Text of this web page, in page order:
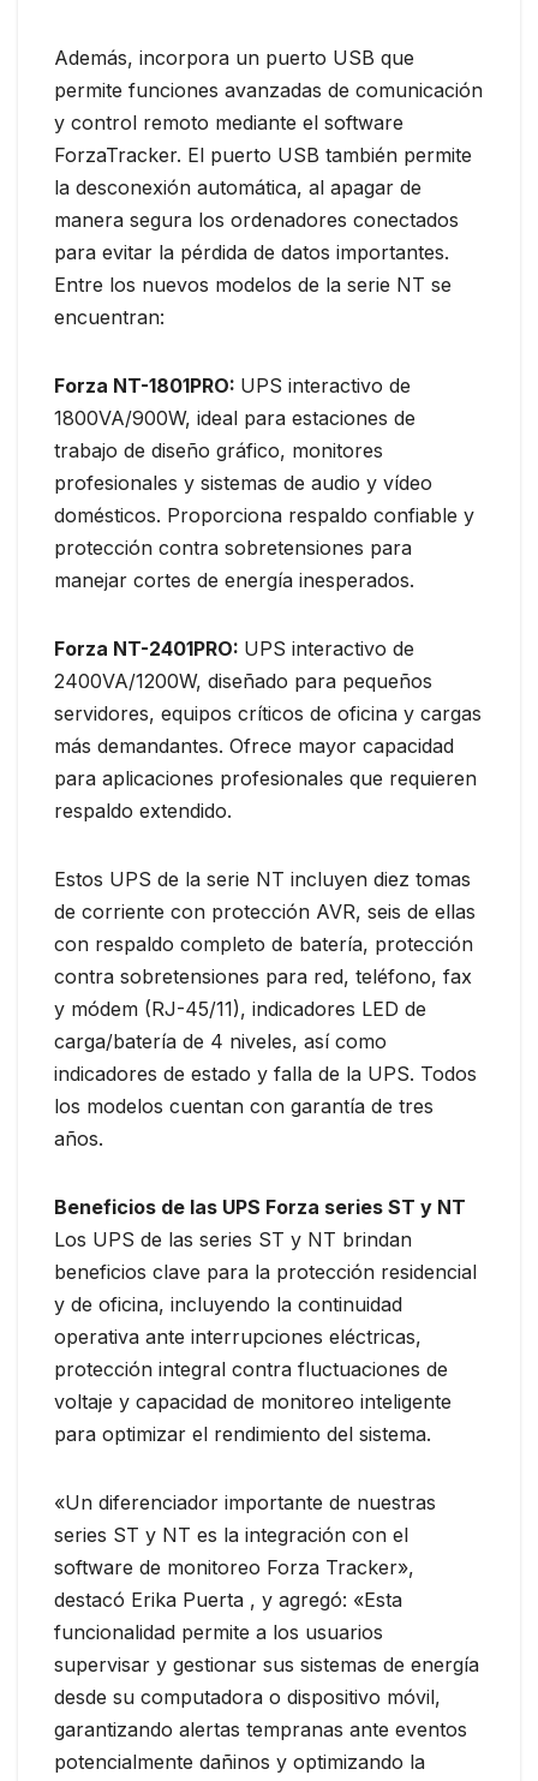
Además, incorpora un puerto USB que
permite funciones avanzadas de comunicación
y control remoto mediante el software
ForzaTracker. El puerto USB también permite
la desconexión automática, al apagar de
manera segura los ordenadores conectados
para evitar la pérdida de datos importantes.
Entre los nuevos modelos de la serie NT se
encuentran:
Forza NT-1801PRO: UPS interactivo de
1800VA/900W, ideal para estaciones de
trabajo de diseño gráfico, monitores
profesionales y sistemas de audio y vídeo
domésticos. Proporciona respaldo confiable y
protección contra sobretensiones para
manejar cortes de energía inesperados.
Forza NT-2401PRO: UPS interactivo de
2400VA/1200W, diseñado para pequeños
servidores, equipos críticos de oficina y cargas
más demandantes. Ofrece mayor capacidad
para aplicaciones profesionales que requieren
respaldo extendido.
Estos UPS de la serie NT incluyen diez tomas
de corriente con protección AVR, seis de ellas
con respaldo completo de batería, protección
contra sobretensiones para red, teléfono, fax
y módem (RJ-45/11), indicadores LED de
carga/batería de 4 niveles, así como
indicadores de estado y falla de la UPS. Todos
los modelos cuentan con garantía de tres
años.
Beneficios de las UPS Forza series ST y NT
Los UPS de las series ST y NT brindan
beneficios clave para la protección residencial
y de oficina, incluyendo la continuidad
operativa ante interrupciones eléctricas,
protección integral contra fluctuaciones de
voltaje y capacidad de monitoreo inteligente
para optimizar el rendimiento del sistema.
«Un diferenciador importante de nuestras
series ST y NT es la integración con el
software de monitoreo Forza Tracker»,
destacó Erika Puerta , y agregó: «Esta
funcionalidad permite a los usuarios
supervisar y gestionar sus sistemas de energía
desde su computadora o dispositivo móvil,
garantizando alertas tempranas ante eventos
potencialmente dañinos y optimizando la